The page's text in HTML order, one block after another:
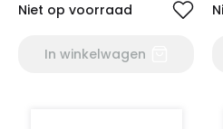
Niet op voorraad
In winkelwagen